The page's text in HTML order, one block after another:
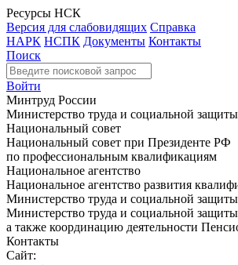
Ресурсы НСК
Версия для слабовидящих Справка
НАРК НСПК Документы Контакты
Поиск
Войти
Минтруд России
Министерство труда и социальной
Национальный совет
Национальный совет при Президенте РФ
по профессиональным квалификациям
Национальное агентство
Национальное агентство развития
Министерство труда и социальной
Министерство труда и социальной
а также координацию деятельности
Контакты
Сайт: